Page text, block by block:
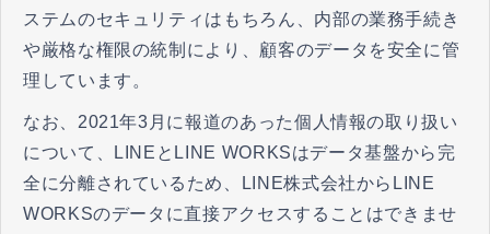
ステムのセキュリティはもちろん、内部の業務手続き
や厳格な権限の統制により、顧客のデータを安全に管
理しています。
なお、2021年3月に報道のあった個人情報の取り扱い
について、LINEとLINE WORKSはデータ基盤から完
全に分離されているため、LINE株式会社からLINE
WORKSのデータに直接アクセスすることはできませ